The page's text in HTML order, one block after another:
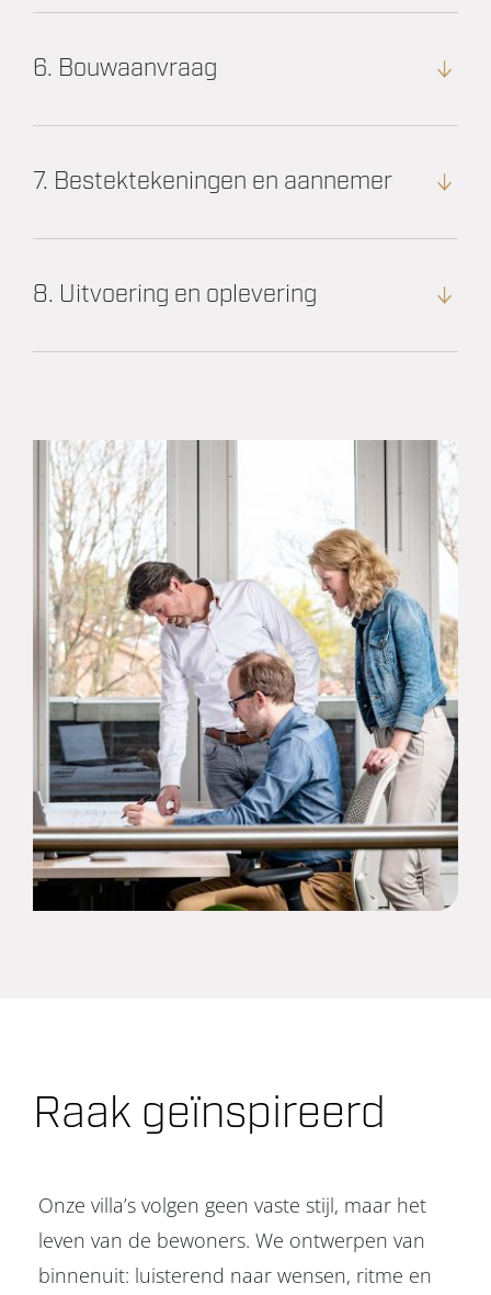
6. Bouwaanvraag
7. Bestektekeningen en aannemer
8. Uitvoering en oplevering
Raak geïnspireerd
Onze villa’s volgen geen vaste stijl, maar het
leven van de bewoners. We ontwerpen van
binnenuit: luisterend naar wensen, ritme en